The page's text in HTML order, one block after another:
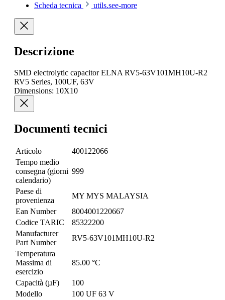
Scheda tecnica
utils.see-more
Descrizione
SMD electrolytic capacitor ELNA RV5-63V101MH10U-R2
RV5 Series, 100UF, 63V
Dimensions: 10X10
Documenti tecnici
Articolo
400122066
Tempo medio
consegna (giorni
calendario)
999
Paese di
provenienza
MY MYS MALAYSIA
Ean Number
8004001220667
Codice TARIC
85322200
Manufacturer
Part Number
RV5-63V101MH10U-R2
Temperatura
Massima di
esercizio
85.00 °C
Capacità (µF)
100
Modello
100 UF 63 V